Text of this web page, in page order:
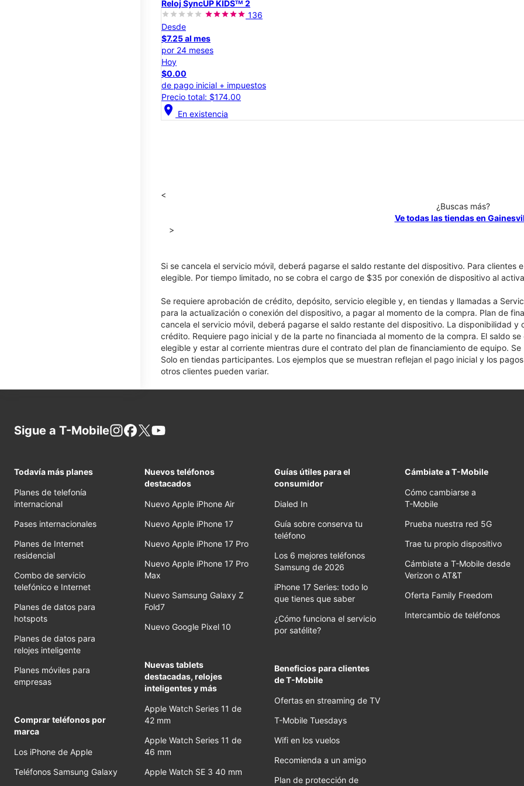
Reloj SyncUP KIDSᵀᴹ 2
136
Desde
$7.25 al mes
por 24 meses
Hoy
$0.00
de pago inicial + impuestos
Precio total: $174.00
location_on En existencia
<
¿Buscas más?
Ve todas las tiendas en
>
Si se cancela el servicio móvil, deberá pagarse el saldo restante del dispositivo. Para clientes
elegible. Por tiempo limitado, no se cobra el cargo de $35 por conexión de dispositivo al
Se requiere aprobación de crédito, depósito, servicio elegible y, en tiendas y llamadas a
para la actualización o conexión del dispositivo, a pagar al momento de la compra. Plan de
cancela el servicio móvil, deberá pagarse el saldo restante del dispositivo. La disponibilidad
crédito. Requiere pago inicial y de la parte no financiada al momento de la compra. El saldo
elegible y estar al corriente mientras dure el contrato del plan de financiamiento de equipo.
Solo en tiendas participantes. Los ejemplos que se muestran reflejan el pago inicial y los
otros clientes pueden variar.